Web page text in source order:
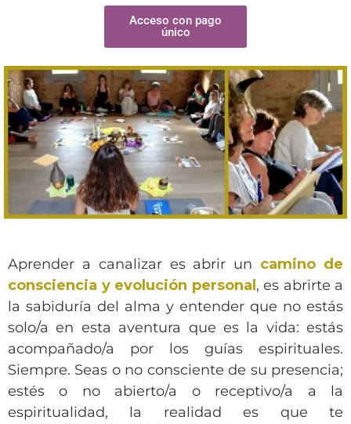
Acceso con pago
único
Aprender a canalizar es abrir un camino de
consciencia y evolución personal , es abrirte a
la sabiduría del alma y entender que no estás
solo/a en esta aventura que es la vida: estás
acompañado/a por los guías espirituales.
Siempre. Seas o no consciente de su presencia;
estés o no abierto/a o receptivo/a a la
espiritualidad, la realidad es que te